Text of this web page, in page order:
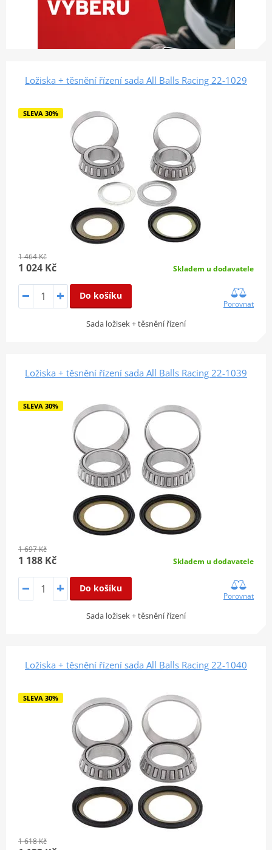
Ložiska + těsnění řízení sada All Balls Racing 22-1029
SLEVA 30%
1 464 Kč
1 024 Kč Skladem u dodavatele
Do košíku
Porovnat
Sada ložisek + těsnění řízení
Ložiska + těsnění řízení sada All Balls Racing 22-1039
SLEVA 30%
1 697 Kč
1 188 Kč Skladem u dodavatele
Do košíku
Porovnat
Sada ložisek + těsnění řízení
Ložiska + těsnění řízení sada All Balls Racing 22-1040
SLEVA 30%
1 618 Kč